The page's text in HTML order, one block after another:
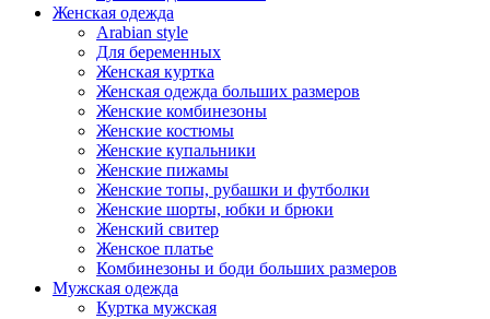
Женская одежда
Arabian style
Для беременных
Женская куртка
Женская одежда больших размеров
Женские комбинезоны
Женские костюмы
Женские купальники
Женские пижамы
Женские топы, рубашки и футболки
Женские шорты, юбки и брюки
Женский свитер
Женское платье
Комбинезоны и боди больших размеров
Мужская одежда
Куртка мужская